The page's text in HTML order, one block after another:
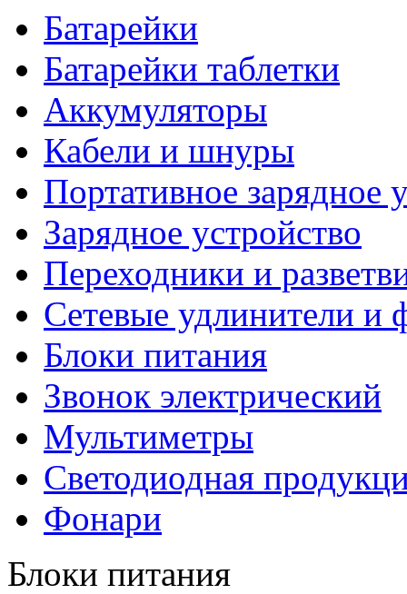
Батарейки
Батарейки таблетки
Аккумуляторы
Кабели и шнуры
Портативное зарядное
Зарядное устройство
Переходники и
Сетевые удлинители и
Блоки питания
Звонок электрический
Мультиметры
Светодиодная
Фонари
Блоки питания